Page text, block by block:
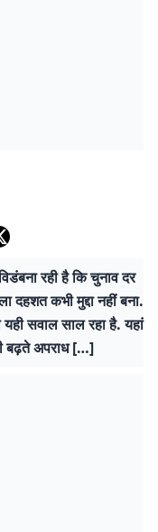
रही है कि चुनाव दर
दहशत कभी मुद्दा नहीं बना.
यही सवाल साल रहा है. यहां
बढ़ते अपराध […]